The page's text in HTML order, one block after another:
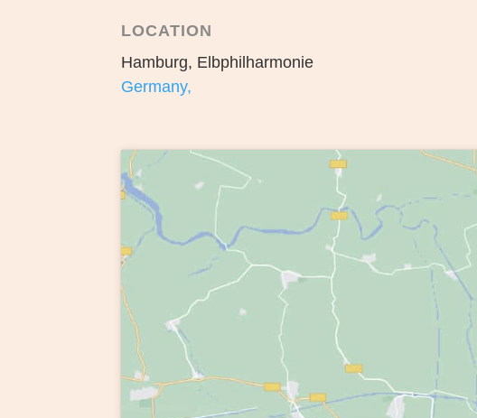
LOCATION
Hamburg, Elbphilharmonie
Germany,